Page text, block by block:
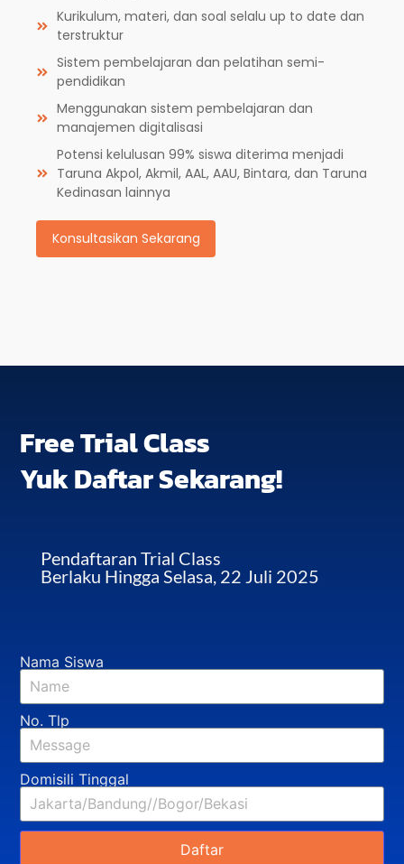
Kurikulum, materi, dan soal selalu up to date dan
terstruktur
Sistem pembelajaran dan pelatihan semi-
pendidikan
Menggunakan sistem pembelajaran dan
manajemen digitalisasi
Potensi kelulusan 99% siswa diterima menjadi
Taruna Akpol, Akmil, AAL, AAU, Bintara, dan Taruna
Kedinasan lainnya
Konsultasikan Sekarang
Free Trial Class
Yuk Daftar Sekarang!
Pendaftaran Trial Class
Berlaku Hingga Selasa, 22 Juli 2025
Nama Siswa
No. Tlp
Domisili Tinggal
Daftar